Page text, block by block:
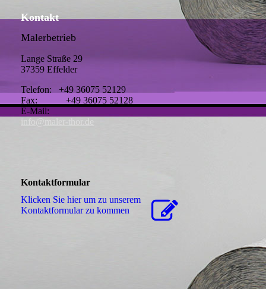
Kontakt
Malerbetrieb
Lange Straße 29
37359 Effelder
Telefon: +49 36075 52129
Fax: +49 36075 52128
E-Mail:
info@maler-thor.de
Kontaktformular
Klicken Sie hier um zu unserem
Kon­takt­for­mu­lar zu kommen